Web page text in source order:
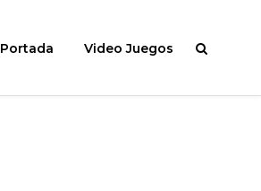
Portada Video Juegos